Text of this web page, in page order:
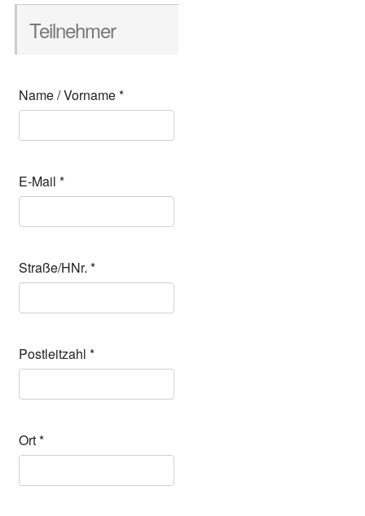
Teil­neh­mer
Name / Vor­na­me*
E‑Mail *
Straße/HNr. *
Post­leit­zahl *
Ort*